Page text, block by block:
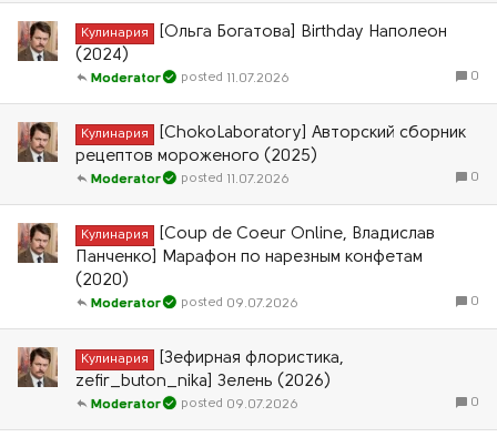
Кулинария
[Ольга Богатова] Birthday Наполеон
(2024)
0
11.07.2026
Moderator
Кулинария
[ChokoLaboratory] Авторский сборник
рецептов мороженого (2025)
0
11.07.2026
Moderator
Кулинария
[Coup de Coeur Online, Владислав
Панченко] Марафон по нарезным конфетам
(2020)
0
09.07.2026
Moderator
Кулинария
[Зефирная флористика,
zefir_buton_nika] Зелень (2026)
0
09.07.2026
Moderator